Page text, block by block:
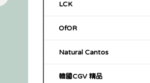
LCK
OfOR
Natural Cantos
韓國CGV 精品